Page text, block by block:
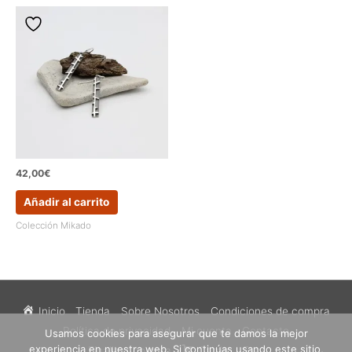
42,00€
Añadir al carrito
Colección Mikado
Inicio Tienda Sobre Nosotros
Condiciones de compra
Política de privacidad
Mi cuenta
Contacto
Usamos cookies para asegurar que te damos la mejor
experiencia en nuestra web. Si continúas usando este sitio,